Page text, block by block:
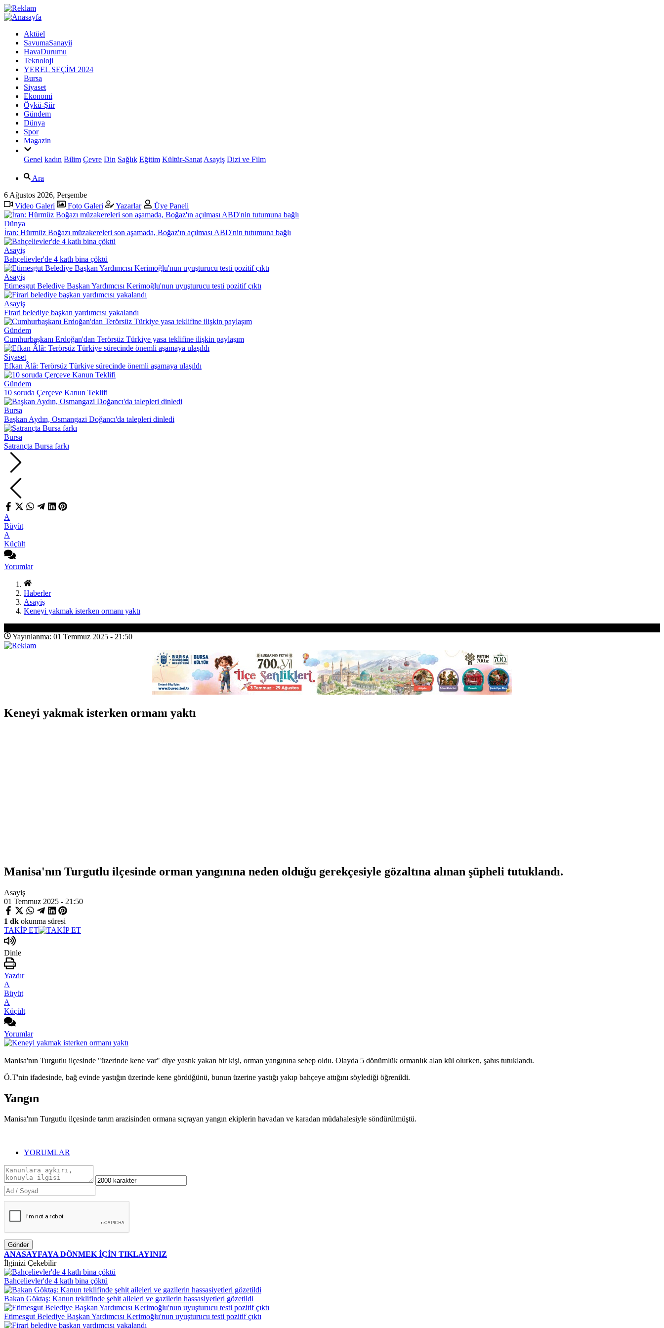
Aktüel
SavumaSanayii
HavaDurumu
Teknoloji
YEREL SEÇİM 2024
Bursa
Siyaset
Ekonomi
Öykü-Şiir
Gündem
Dünya
Spor
Magazin
Genel kadın Bilim Çevre Din Sağlık Eğitim Kültür-Sanat Asayiş Dizi ve Film
Ara
6 Ağustos 2026, Perşembe
Video Galeri
Foto Galeri Yazarlar Üye Paneli
Dünya
İran: Hürmüz Boğazı müzakereleri son aşamada, Boğaz'ın açılması ABD'nin tutumuna bağlı
Asayiş
Bahçelievler'de 4 katlı bina çöktü
Asayiş
Etimesgut Belediye Başkan Yardımcısı Kerimoğlu'nun uyuşturucu testi pozitif çıktı
Asayiş
Firari belediye başkan yardımcısı yakalandı
Gündem
Cumhurbaşkanı Erdoğan'dan Terörsüz Türkiye yasa teklifine ilişkin paylaşım
Siyaset
Efkan Âlâ: Terörsüz Türkiye sürecinde önemli aşamaya ulaşıldı
Gündem
10 soruda Çerçeve Kanun Teklifi
Bursa
Başkan Aydın, Osmangazi Doğancı'da talepleri dinledi
Bursa
Satrançta Bursa farkı
A
Büyüt
A
Küçült
Yorumlar
Haberler
Asayiş
Keneyi yakmak isterken ormanı yaktı
Yayınlanma: 01 Temmuz 2025 - 21:50
Keneyi yakmak isterken ormanı yaktı
Manisa'nın Turgutlu ilçesinde orman yangınına neden olduğu gerekçesiyle gözaltına alınan şüpheli tutuklandı.
Asayiş
01 Temmuz 2025 - 21:50
1 dk okunma süresi
TAKİP ET
Dinle
Yazdır
A
Büyüt
A
Küçült
Yorumlar
Manisa'nın Turgutlu ilçesinde "üzerinde kene var" diye yastık yakan bir kişi, orman yangınına sebep oldu. Olayda 5 dönümlük ormanlık alan kül olurken, şahıs tutuklandı.
Ö.T'nin ifadesinde, bağ evinde yastığın üzerinde kene gördüğünü, bunun üzerine yastığı yakıp bahçeye attığını söylediği öğrenildi.
Yangın
Manisa'nın Turgutlu ilçesinde tarım arazisinden ormana sıçrayan yangın ekiplerin havadan ve karadan müdahalesiyle söndürülmüştü.
YORUMLAR
Gönder
ANASAYFAYA DÖNMEK İÇİN TIKLAYINIZ
İlginizi Çekebilir
Bahçelievler'de 4 katlı bina çöktü
Bakan Göktaş: Kanun teklifinde şehit aileleri ve gazilerin hassasiyetleri gözetildi
Etimesgut Belediye Başkan Yardımcısı Kerimoğlu'nun uyuşturucu testi pozitif çıktı